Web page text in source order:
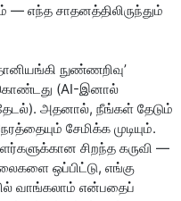
எந்த சாதனத்திலிருந்தும்
நுண்ணறிவு’
(AI-இனால்
அதனால், நீங்கள் தேடும்
சேமிக்க முடியும்.
சிறந்த கருவி —
ஒப்பிட்டு, எங்கு
வாங்கலாம் என்பதைப்